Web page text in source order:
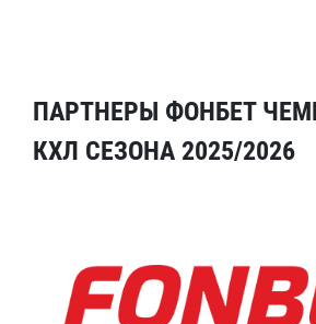
ПАРТНЕРЫ ФОНБЕТ
КХЛ СЕЗОНА 2025/2026